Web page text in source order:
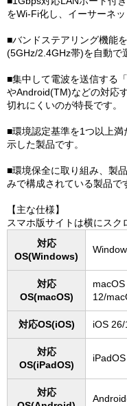
をWi-Fi化し、イーサーネ
■バンドステアリング機能
(5GHz/2.4GHz帯)を自動で
■集中して電波を送信する
やAndroid(TM)などの対応
切れにくいのが特長です。
■環境認定基準を1つ以上
示した製品です。
■環境保全に取り組み、製
みで構成されている製品で
【主な仕様】
スマホ版サイトは横にスク
対応
OS(Windows)
対応
OS(macOS)
12/
対応OS(iOS) iOS
対応
OS(iPadOS)
対応